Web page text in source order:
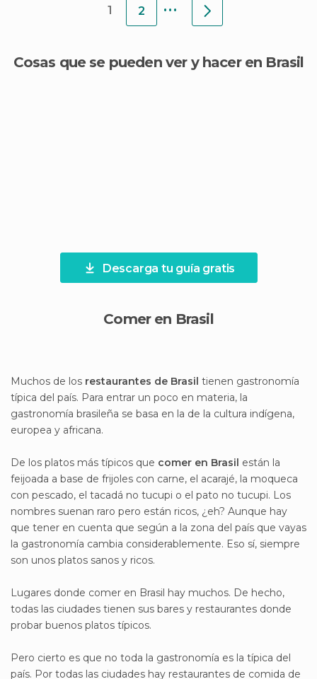
1 2
Cosas que se pueden ver y hacer en Brasil
Descarga tu guía gratis
Comer en Brasil
Muchos de los restaurantes de Brasil tienen gastronomía
típica del país. Para entrar un poco en materia, la
gastronomía brasileña se basa en la de la cultura indígena,
europea y africana.
De los platos más típicos que comer en Brasil están la
feijoada a base de frijoles con carne, el acarajé, la moqueca
con pescado, el tacadá no tucupi o el pato no tucupi. Los
nombres suenan raro pero están ricos, ¿eh? Aunque hay
que tener en cuenta que según a la zona del país que vayas
la gastronomía cambia considerablemente. Eso sí, siempre
son unos platos sanos y ricos.
Lugares donde comer en Brasil hay muchos. De hecho,
todas las ciudades tienen sus bares y restaurantes donde
probar buenos platos típicos.
Pero cierto es que no toda la gastronomía es la típica del
país. Por todas las ciudades hay restaurantes de comida de